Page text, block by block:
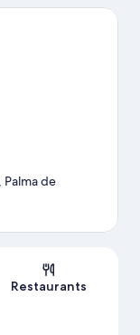
besuchen: Platja
Palma de
Restaurants